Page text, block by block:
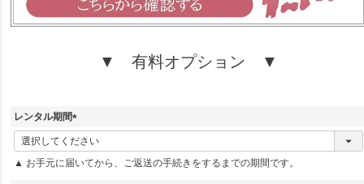
▼ 有料オプション ▼
レンタル期間
(
必
須
▲ お手元に届いてから、ご返送の手続きをするまでの期間です。